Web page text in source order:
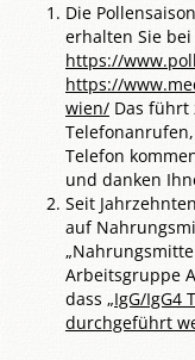
Die
erhalten Sie
https://
https://
wien/ Das führt
Telefon
und danken
Seit
auf
Arbeitsgruppe
dass „IgG/IgG4
durchgeführt